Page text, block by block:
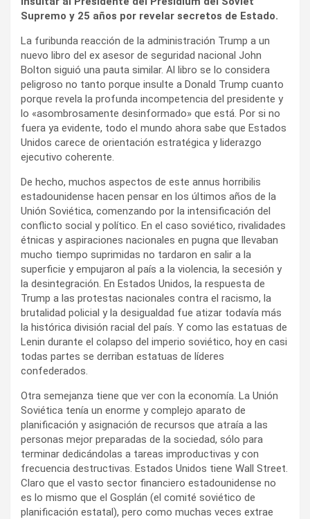
Supremo y 25 años por revelar secretos de Estado.
La furibunda reacción de la administración Trump a un
nuevo libro del ex asesor de seguridad nacional John
Bolton siguió una pauta similar. Al libro se lo considera
peligroso no tanto porque insulte a Donald Trump cuanto
porque revela la profunda incompetencia del presidente y
lo «asombrosamente desinformado» que está. Por si no
fuera ya evidente, todo el mundo ahora sabe que Estados
Unidos carece de orientación estratégica y liderazgo
ejecutivo coherente.
De hecho, muchos aspectos de este annus horribilis
estadounidense hacen pensar en los últimos años de la
Unión Soviética, comenzando por la intensificación del
conflicto social y político. En el caso soviético, rivalidades
étnicas y aspiraciones nacionales en pugna que llevaban
mucho tiempo suprimidas no tardaron en salir a la
superficie y empujaron al país a la violencia, la secesión y
la desintegración. En Estados Unidos, la respuesta de
Trump a las protestas nacionales contra el racismo, la
brutalidad policial y la desigualdad fue atizar todavía más
la histórica división racial del país. Y como las estatuas de
Lenin durante el colapso del imperio soviético, hoy en casi
todas partes se derriban estatuas de líderes
confederados.
Otra semejanza tiene que ver con la economía. La Unión
Soviética tenía un enorme y complejo aparato de
planificación y asignación de recursos que atraía a las
personas mejor preparadas de la sociedad, sólo para
terminar dedicándolas a tareas improductivas y con
frecuencia destructivas. Estados Unidos tiene Wall Street.
Claro que el vasto sector financiero estadounidense no
es lo mismo que el Gosplán (el comité soviético de
planificación estatal), pero como muchas veces extrae